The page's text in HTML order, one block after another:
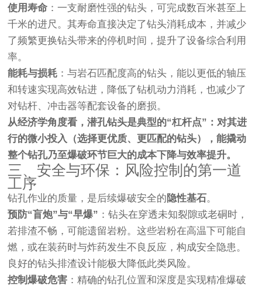
使用寿命 ：一支耐磨性强的钻头，可完成数百米甚至上
千米的进尺。其寿命直接决定了钻头消耗成本，并减少
了频繁更换钻头带来的停机时间，提升了设备综合利用
率。
能耗与损耗 ：与岩石匹配度高的钻头，能以更低的轴压
和转速实现高效钻进，降低了钻机动力消耗，也减少了
对钻杆、冲击器等配套设备的磨损。
从经济学角度看，潜孔钻头是典型的“杠杆点”：对其进
行的微小投入（选择更优质、更匹配的钻头），能撬动
整个钻孔乃至爆破环节巨大的成本下降与效率提升。
三、安全与环保：风险控制的第一道
工序
钻孔作业的质量，是后续爆破安全的隐性基石。
预防“盲炮”与“早爆” ：钻头在穿透未知裂隙或老硐时，
若排渣不畅，可能遗留岩粉。这些岩粉在高温下可能自
燃，或在装药时与炸药发生不良反应，构成安全隐患。
良好的钻头排渣设计能极大降低此类风险。
控制爆破危害 ：精确的钻孔位置和深度是实现精准爆破